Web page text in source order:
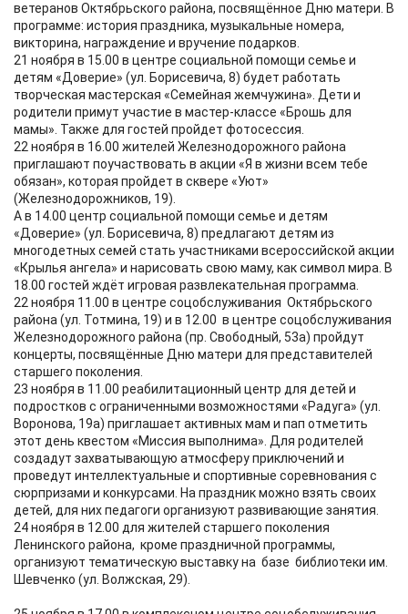
ветеранов Октябрьского района, посвящённое Дню матери. В
программе: история праздника, музыкальные номера,
викторина, награждение и вручение подарков.
21 ноября в 15.00 в центре социальной помощи семье и
детям «Доверие» (ул. Борисевича, 8) будет работать
творческая мастерская «Семейная жемчужина». Дети и
родители примут участие в мастер-классе «Брошь для
мамы». Также для гостей пройдет фотосессия.
22 ноября в 16.00 жителей Железнодорожного района
приглашают поучаствовать в акции «Я в жизни всем тебе
обязан», которая пройдет в сквере «Уют»
(Железнодорожников, 19).
А в 14.00 центр социальной помощи семье и детям
«Доверие» (ул. Борисевича, 8) предлагают детям из
многодетных семей стать участниками всероссийской акции
«Крылья ангела» и нарисовать свою маму, как символ мира. В
18.00 гостей ждёт игровая развлекательная программа.
22 ноября 11.00 в центре соцобслуживания Октябрьского
района (ул. Тотмина, 19) и в 12.00 в центре соцобслуживания
Железнодорожного района (пр. Свободный, 53а) пройдут
концерты, посвящённые Дню матери для представителей
старшего поколения.
23 ноября в 11.00 реабилитационный центр для детей и
подростков с ограниченными возможностями «Радуга» (ул.
Воронова, 19а) приглашает активных мам и пап отметить
этот день квестом «Миссия выполнима». Для родителей
создадут захватывающую атмосферу приключений и
проведут интеллектуальные и спортивные соревнования с
сюрпризами и конкурсами. На праздник можно взять своих
детей, для них педагоги организуют развивающие занятия.
24 ноября в 12.00 для жителей старшего поколения
Ленинского района, кроме праздничной программы,
организуют тематическую выставку на базе библиотеки им.
Шевченко (ул. Волжская, 29).